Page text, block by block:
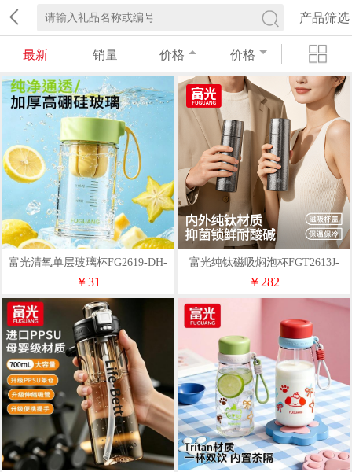
产品筛选
最新 销量 价格 价格
富光清氧单层玻璃杯FG2619-DH-
480
￥31
富光纯钛磁吸焖泡杯FGT2613J-
450
￥282